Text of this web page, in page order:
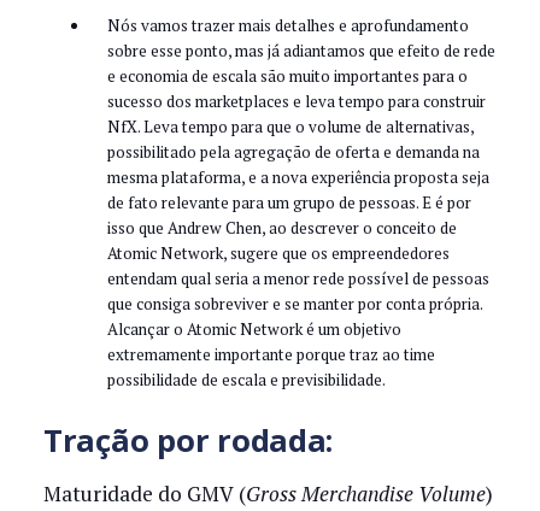
Nós vamos trazer mais detalhes e aprofundamento
sobre esse ponto, mas já adiantamos que efeito de rede
e economia de escala são muito importantes para o
sucesso dos marketplaces e leva tempo para construir
NfX. Leva tempo para que o volume de alternativas,
possibilitado pela agregação de oferta e demanda na
mesma plataforma, e a nova experiência proposta seja
de fato relevante para um grupo de pessoas. E é por
isso que Andrew Chen, ao descrever o conceito de
Atomic Network, sugere que os empreendedores
entendam qual seria a menor rede possível de pessoas
que consiga sobreviver e se manter por conta própria.
Alcançar o Atomic Network é um objetivo
extremamente importante porque traz ao time
possibilidade de escala e previsibilidade.
Tração por rodada:
Maturidade do GMV (Gross Merchandise Volume)